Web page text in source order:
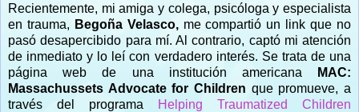
Recientemente, mi amiga y colega, psicóloga y especialista
en trauma, Begoña Velasco,me compartió un link que no
pasó desapercibido para mí. Al contrario, captó mi atención
de inmediato y lo leí con verdadero interés. Se trata de una
página web de una institución americana
MAC:
Massachussets Advocate for Children que promueve, a
través del programa
Helping Traumatized Children